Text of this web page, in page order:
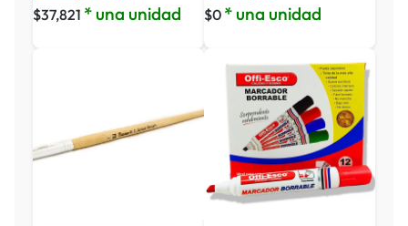
$37,821 * una unidad
$0 * una unidad